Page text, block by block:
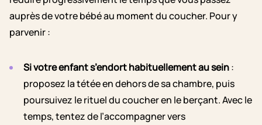
auprès de votre bébé au moment du coucher. Pour y
parvenir :
Si votre enfant s’endort habituellement au sein:
proposez la tétée en dehors de sa chambre, puis
poursuivez le rituel du coucher en le berçant. Avec le
temps, tentez de l’accompagner vers